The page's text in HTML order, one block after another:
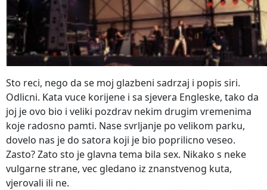
Sto reci, nego da se moj glazbeni sadrzaj i popis siri.
Odlicni. Kata vuce korijene i sa sjevera Engleske, tako da
joj je ovo bio i veliki pozdrav nekim drugim vremenima
koje radosno pamti. Nase svrljanje po velikom parku,
dovelo nas je do satora koji je bio poprilicno veseo.
Zasto? Zato sto je glavna tema bila sex. Nikako s neke
vulgarne strane, vec gledano iz znanstvenog kuta,
vjerovali ili ne.